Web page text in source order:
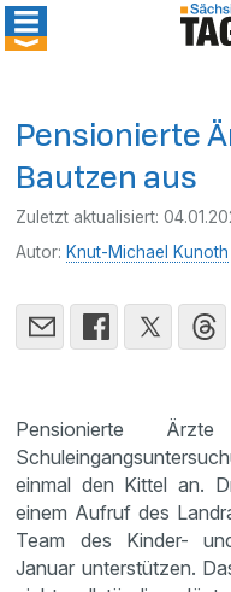
Pensionierte
Bautzen aus
Zuletzt aktualisiert:
Autor: Knut-Michael Kunoth
Pensionierte
einmal den Kittel an.
einem Aufruf des
Team des Kinder-
Januar unterstützen.